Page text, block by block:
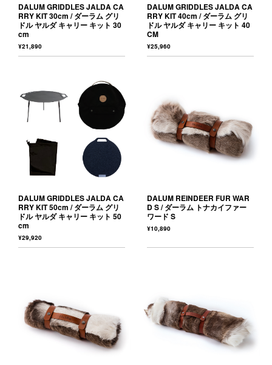
DALUM GRIDDLES JALDA CA
RRY KIT 30cm / ダーラム グリ
ドル ヤルダ キャリー キット 30
cm
¥21,890
DALUM GRIDDLES JALDA CA
RRY KIT 40cm / ダーラム グリ
ドル ヤルダ キャリー キット 40
CM
¥25,960
DALUM GRIDDLES JALDA CA
RRY KIT 50cm / ダーラム グリ
ドル ヤルダ キャリー キット 50
cm
¥29,920
DALUM REINDEER FUR WAR
D S / ダーラム トナカイファー
ワード S
¥10,890